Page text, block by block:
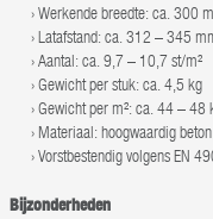
Werkende breedte: ca. 300
Latafstand: ca. 312 – 345
Aantal: ca. 9,7 – 10,7 st/m²
Gewicht per stuk: ca. 4,5 kg
Gewicht per m²: ca. 44 – 48
Materiaal: hoogwaardig beton
Vorstbestendig volgens EN
Bijzonderheden